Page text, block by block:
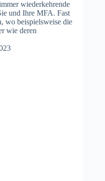
wiederkehrende
und Ihre MFA. Fast
wo beispielsweise die
wie deren